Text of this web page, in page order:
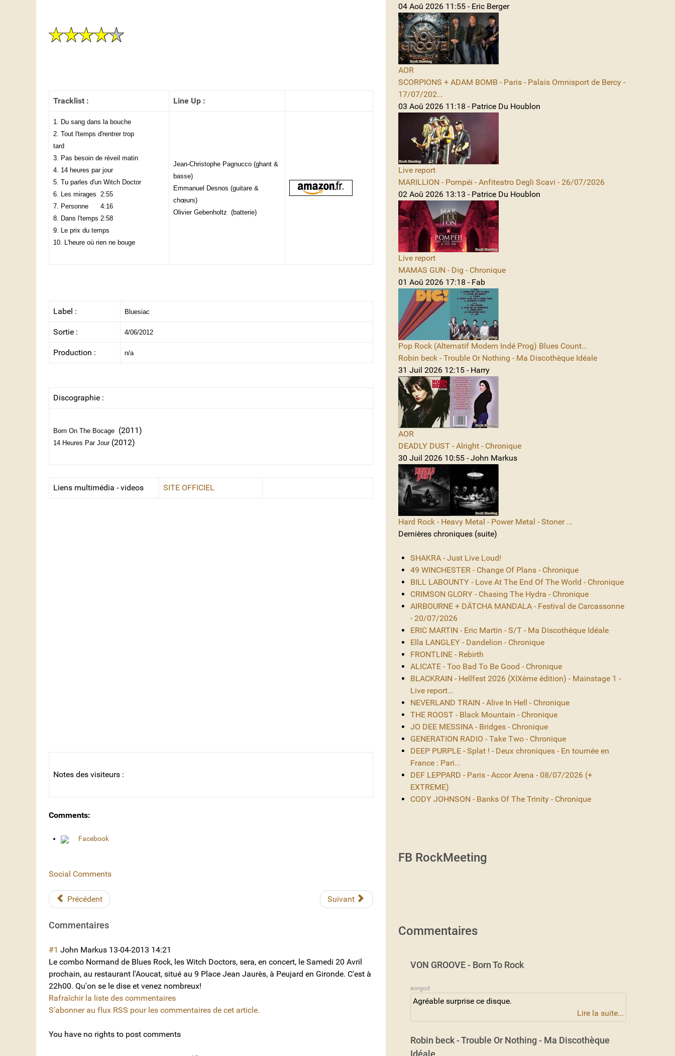
Tracklist : Line Up :
1. Du sang dans la bouche
2. Tout l'temps d'rentrer trop
tard
3. Pas besoin de réveil matin
4. 14 heures par jour
5. Tu parles d'un Witch Doctor
6. Les mirages 2:55
7. Personne
4:16
8. Dans l'temps 2:58
9. Le prix du temps
10. L'heure où rien ne bouge
Jean-Christophe Pagnucco (ghant &
basse)
Emmanuel Desnos (guitare &
chœurs)
Olivier Gebenholtz (batterie)
Label : Bluesiac
Sortie : 4/06/2012
Production : n/a
Discographie :
Born On The Bocage (2011)
14 Heures Par Jour(2012)
Liens multimédia - videos SITE OFFICIEL
Notes des visiteurs :
Comments:
Facebook
Social Comments
Précédent Suivant
Commentaires
#1 John Markus 13-04-2013 14:21
Le combo Normand de Blues Rock, les Witch Doctors, sera, en concert, le Samedi 20 Avril
prochain, au restaurant l'Aoucat, situé au 9 Place Jean Jaurès, à Peujard en Gironde. C'est à
22h00. Qu'on se le dise et venez nombreux!
Rafraîchir la liste des commentaires
S’abonner au flux RSS pour les commentaires de cet article.
You have no rights to post comments
04 Aoû 2026 11:55 - Eric Berger
AOR
SCORPIONS + ADAM BOMB - Paris - Palais Omnisport de Bercy -
17/07/202...
03 Aoû 2026 11:18 - Patrice Du Houblon
Live report
MARILLION - Pompéi - Anfiteatro Degli Scavi - 26/07/2026
02 Aoû 2026 13:13 - Patrice Du Houblon
Live report
MAMAS GUN - Dig - Chronique
01 Aoû 2026 17:18 - Fab
Pop Rock (Alternatif Modern Indé Prog) Blues Count...
Robin beck - Trouble Or Nothing - Ma Discothèque Idéale
31 Juil 2026 12:15 - Harry
AOR
DEADLY DUST - Alright - Chronique
30 Juil 2026 10:55 - John Markus
Hard Rock - Heavy Metal - Power Metal - Stoner ...
Dernières chroniques (suite)
SHAKRA - Just Live Loud!
49 WINCHESTER - Change Of Plans - Chronique
BILL LABOUNTY - Love At The End Of The World - Chronique
CRIMSON GLORY - Chasing The Hydra - Chronique
AIRBOURNE + DÄTCHA MANDALA - Festival de Carcassonne
- 20/07/2026
ERIC MARTIN - Eric Martin - S/T - Ma Discothèque Idéale
Ella LANGLEY - Dandelion - Chronique
FRONTLINE - Rebirth
ALICATE - Too Bad To Be Good - Chronique
BLACKRAIN - Hellfest 2026 (XIXème édition) - Mainstage 1 -
Live report...
NEVERLAND TRAIN - Alive In Hell - Chronique
THE ROOST - Black Mountain - Chronique
JO DEE MESSINA - Bridges - Chronique
GENERATION RADIO - Take Two - Chronique
DEEP PURPLE - Splat ! - Deux chroniques - En tournée en
France : Pari...
DEF LEPPARD - Paris - Accor Arena - 08/07/2026 (+
EXTREME)
CODY JOHNSON - Banks Of The Trinity - Chronique
FB RockMeeting
Commentaires
VON GROOVE - Born To Rock
aorgod
Agréable surprise ce disque.
Lire la suite...
Robin beck - Trouble Or Nothing - Ma Discothèque